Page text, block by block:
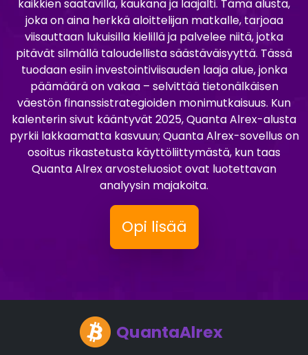
kaikkien saatavilla, kaukana ja laajalti. Tämä alusta,
joka on aina herkkä aloittelijan matkalle, tarjoaa
viisauttaan lukuisilla kielillä ja palvelee niitä, jotka
pitävät silmällä taloudellista säästäväisyyttä. Tässä
tuodaan esiin investointiviisauden laaja alue, jonka
päämäärä on vakaa – selvittää tietonälkäisen
väestön finanssistrategioiden monimutkaisuus. Kun
kalenterin sivut kääntyvät 2025, Quanta Alrex-alusta
pyrkii lakkaamatta kasvuun; Quanta Alrex-sovellus on
osoitus rikastetusta käyttöliittymästä, kun taas
Quanta Alrex arvosteluosiot ovat luotettavan
analyysin majakoita.
Opi lisää
QuantaAlrex